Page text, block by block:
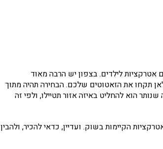
לילדים. בצפון יש הרבה מאוד
תקחו את הזאטוטים שלכם. הבחירה תהיה מתוך
שנותר הוא להחליט באיזה אזור תטיילו, ולפי זה
הקיימות בשוק. ועדיין, כדאי להכיר, ולהבין